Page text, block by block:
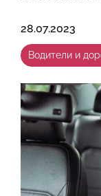
28.07.2023
Водители и